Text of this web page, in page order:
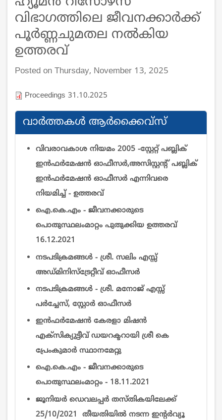
വിഭാഗത്തിലെ ജീവനക്കാർക്ക്
പൂർണ്ണചുമതല നൽകിയ
ഉത്തരവ്
Posted on Thursday, November 13, 2025
Proceedings 31.10.2025
വാര്‍ത്തകള്‍ ആര്‍ക്കൈവ്സ്
വിവരാവകാശ നിയമം 2005 -സ്റ്റേറ്റ് പബ്ലിക്
ഇന്‍ഫര്‍മേഷന്‍ ഓഫീസര്‍,അസിസ്റ്റന്റ് പബ്ലിക്
ഇന്‍ഫര്‍മേഷന്‍ ഓഫീസര്‍ എന്നിവരെ
നിയമിച്ച് - ഉത്തരവ്
ഐ.കെ.എം - ജീവനക്കാരുടെ
പൊതുസ്ഥലംമാറ്റം പുതുക്കിയ ഉത്തരവ്
16.12.2021
നടപടിക്രമങ്ങൾ - ശ്രീ. സലിം എസ്സ്
അഡ്മിനിസ്ട്രേറ്റീവ് ഓഫീസര്‍
നടപടിക്രമങ്ങൾ - ശ്രീ. മനോജ് എസ്സ്
പർച്ചേസ്, സ്റ്റോർ ഓഫീസര്‍
ഇന്‍ഫര്‍മേഷന്‍ കേരളാ മിഷന്‍
എക്സിക്യുട്ടീവ്‌ ഡയറക്ടറായി ശ്രീ കെ
പ്രേംകുമാര്‍ സ്ഥാനമേറ്റു
ഐ.കെ.എം - ജീവനക്കാരുടെ
പൊതുസ്ഥലംമാറ്റം - 18.11.2021
ജൂനിയർ ഡെവലപ്പർ തസ്തികയിലേക്ക്
25/10/2021 തീയതിയിൽ നടന്ന ഇന്റര്‍വ്യൂ